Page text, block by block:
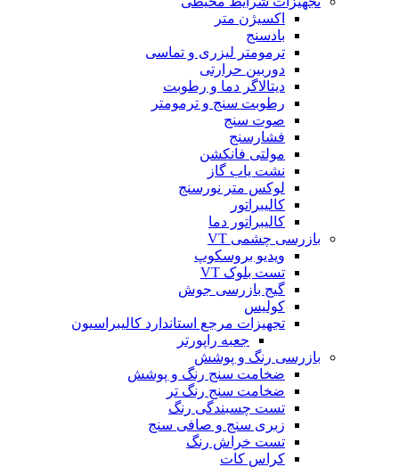
اکسیژن متر
بادسنج
ترمومتر لیزری و تماسی
دوربین حرارتی
دیتالاگر دما و رطوبت
رطوبت سنج و ترمومتر
صوت سنج
فشارسنج
مولتی فانکشن
نشت یاب گاز
لوکس متر نورسنج
کالیبراتور
کالیبراتور دما
بازرسی چشمی VT
ویدیو بروسکوپ
تست بلوک VT
گیج بازرسی جوش
کولیس
تجهیزات مرجع استاندارد کالیبراسیون
جعبه راپورتر
بازرسی رنگ و پوشش
ضخامت سنج رنگ و پوشش
ضخامت سنج رنگ تر
تست چسبندگی رنگ
زبری سنج و صافی سنج
تست خراش رنگ
کراس کات